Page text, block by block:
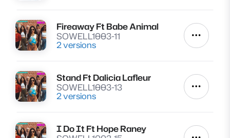
Lire
Fireaway Ft Babe Animal
SOWELL1003-11
2 versions Autres
Lire
Stand Ft Dalicia Lafleur
SOWELL1003-13
2 versions Autres
Lire
I Do It Ft Hope Raney